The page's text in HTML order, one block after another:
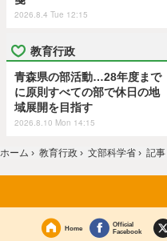
2026.8.4 Tue 12:15
教育行政
青森県の部活動…28年度まで
に原則すべての部で休日の地
域展開を目指す
2026.8.10 Mon 14:15
ホーム › 教育行政 › 文部科学省 › 記事
Home
Official
Facebook